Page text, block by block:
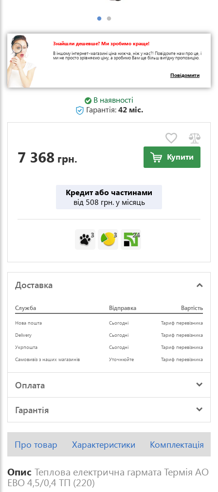
Знайшли дешевше? Ми зробимо краще!
В іншому інтернет-магазині ціна нижча, ніж у нас?! Повідомте нам про це, і
ми не просто зрівняємо ціну, а зробимо Вам ще більш вигідну пропозицію.
Повідомити
В наявності
Гарантія:42 міс.
7 368 грн. Купити
Кредит або частинами
від 508 грн. у місяць
3 3 24
Доставка
Служба Відправка Вартість
Нова пошта Сьогодні
Тариф перевізника
Delivery
Сьогодні
Тариф перевізника
Укрпошта
Сьогодні
Тариф перевізника
Самовивіз з наших магазинів
Уточнюйте Тариф перевізника
Оплата
Гарантія
Про товар Характеристики Комплектація
Опис Теплова електрична гармата Термія АО
ЕВО 4,5/0,4 ТП (220)